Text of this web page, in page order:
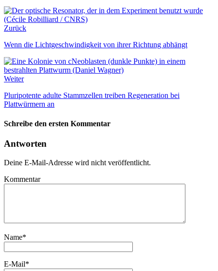
Zurück
Wenn die Lichtgeschwindigkeit von ihrer Richtung abhängt
Weiter
Pluripotente adulte Stammzellen treiben Regeneration bei
Plattwürmern an
Schreibe den ersten Kommentar
Antworten
Deine E-Mail-Adresse wird nicht veröffentlicht.
Kommentar
Name*
E-Mail*